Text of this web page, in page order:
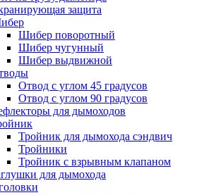
защита
Шибер поворотный
Шибер чугунный
Шибер выдвижной
Отвод с углом 45 градусов
Отвод с углом 90 градусов
для дымоходов
Тройник для дымохода сэндвич
Тройники
Тройник с взрывным клапаном
для дымохода